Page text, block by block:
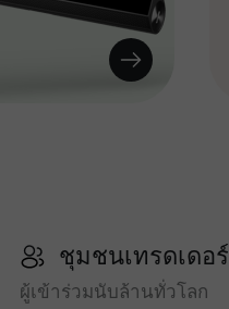
ชุมชนเทรดเดอร์
ผู้เข้าร่วมนับล้านทั่วโลก